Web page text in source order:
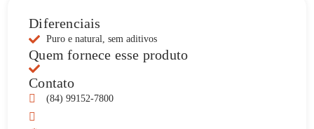
Diferenciais
Puro e natural, sem aditivos
Quem fornece esse produto
Contato
(84) 99152-7800